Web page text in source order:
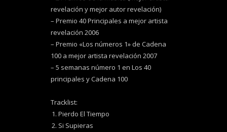
revelación y mejor autor revelación)
– Premio 40 Principales a mejor artista
revelación 2006
– Premio «Los números 1» de Cadena
100 a mejor artista revelación 2007
– 5 semanas número 1 en Los 40
principales y Cadena 100
Tracklist:
Pierdo El Tiempo
Si Supieras